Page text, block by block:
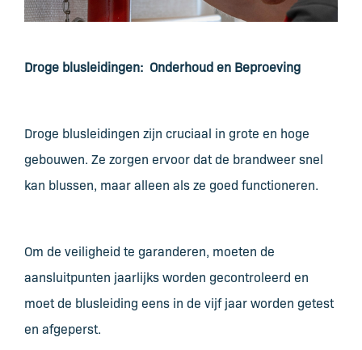
Droge blusleidingen: Onderhoud en Beproeving
Droge blusleidingen zijn cruciaal in grote en hoge
gebouwen. Ze zorgen ervoor dat de brandweer snel
kan blussen, maar alleen als ze goed functioneren.
Om de veiligheid te garanderen, moeten de
aansluitpunten jaarlijks worden gecontroleerd en
moet de blusleiding eens in de vijf jaar worden getest
en afgeperst.